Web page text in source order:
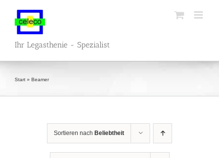
springen
Ihr Legasthenie - Spezialist
Start » Beamer
Sortieren nach Beliebtheit